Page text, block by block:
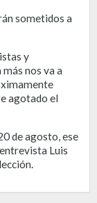
sometidos a
y
nos va a
agotado el
de agosto, ese
Luis